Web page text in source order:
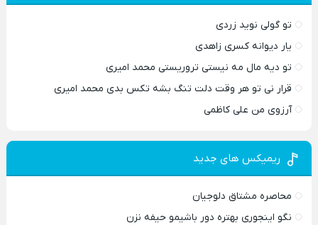
تو گولی نوید زردی
یار دیوانه کسری زاهدی
تو دیه مال مه نیستی تروریستی محمد امیری
قرار نی تو هر وقت دلت تنگ بشه تکس بدی محمد امیری
آرزوی من علی کاظمی
ریمیکس های جدید
محاصره مشتاق دلوجیان
نگو اینجوری بهتره دور باشیمو حیفه نزن